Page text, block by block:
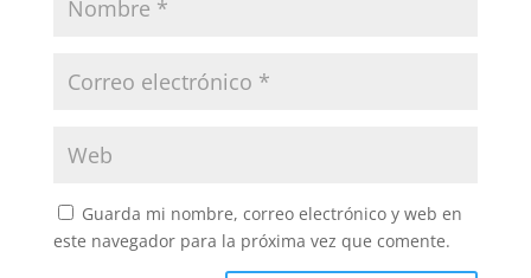
Guarda mi nombre, correo electrónico y web en
este navegador para la próxima vez que comente.